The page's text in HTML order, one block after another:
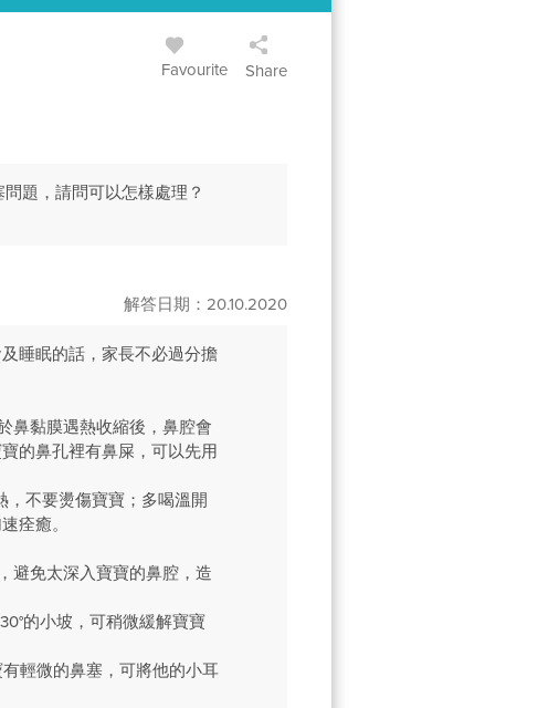
Favourite Share
題，請問可以怎樣處理？
解答日期：20.10.2020
睡眠的話，家長不必過分擔
鼻黏膜遇熱收縮後，鼻腔會
的鼻孔裡有鼻屎，可以先用
不要燙傷寶寶；多喝溫開
痊癒。
避免太深入寶寶的鼻腔，造
的小坡，可稍微緩解寶寶
輕微的鼻塞，可將他的小耳